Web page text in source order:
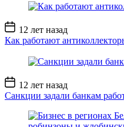
Дата
записи
12 лет назад
Как работают
Дата
записи
12 лет назад
Санкции задали банкам